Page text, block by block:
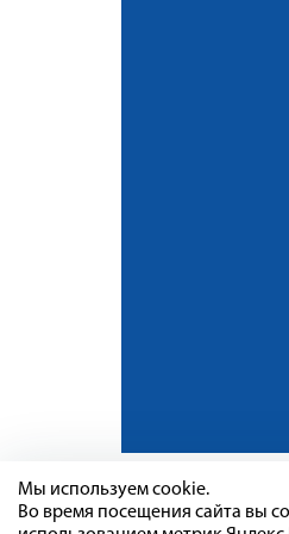
Мы используем cookie.
Во время посещения сайта вы